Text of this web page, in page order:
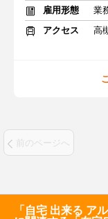
雇用形態
業
アクセス
高
前のページへ
「自宅 出来る ア